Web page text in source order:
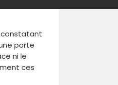
constatant
porte
ni le
ces